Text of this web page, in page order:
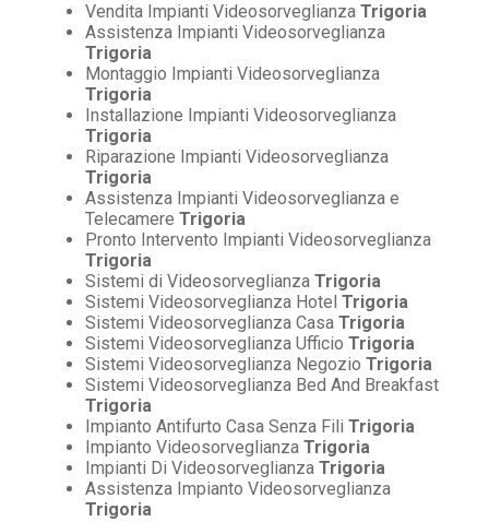
Vendita Impianti Videosorveglianza Trigoria
Assistenza Impianti Videosorveglianza
Trigoria
Montaggio Impianti Videosorveglianza
Trigoria
Installazione Impianti Videosorveglianza
Trigoria
Riparazione Impianti Videosorveglianza
Trigoria
Assistenza Impianti Videosorveglianza e
Telecamere Trigoria
Pronto Intervento Impianti Videosorveglianza
Trigoria
Sistemi di Videosorveglianza Trigoria
Sistemi Videosorveglianza Hotel Trigoria
Sistemi Videosorveglianza Casa Trigoria
Sistemi Videosorveglianza Ufficio Trigoria
Sistemi Videosorveglianza Negozio Trigoria
Sistemi Videosorveglianza Bed And Breakfast
Trigoria
Impianto Antifurto Casa Senza Fili Trigoria
Impianto Videosorveglianza Trigoria
Impianti Di Videosorveglianza Trigoria
Assistenza Impianto Videosorveglianza
Trigoria